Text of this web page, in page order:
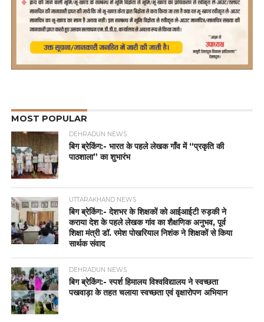
MOST POPULAR
DEHRADUN NEWS
बिग ब्रेकिंग:- भारत के पहले लेखक गाँव में “प्रकृति की
पाठशाला” का शुभारंभ
UTTARAKHAND NEWS
बिग ब्रेकिंग:- देशभर के शिक्षकों को आईआईटी रुड़की ने
कराया देश के पहले लेखक गांव का शैक्षणिक अनुभव, पूर्व
शिक्षा मंत्री डॉ. रमेश पोखरियाल निशंक ने शिक्षकों से किया
सार्थक संवाद
DEHRADUN NEWS
बिग ब्रेकिंग:- स्पर्श हिमालय विश्वविद्यालय ने स्वच्छता
पखवाड़ा के तहत चलाया स्वच्छता एवं वृक्षारोपण अभियान